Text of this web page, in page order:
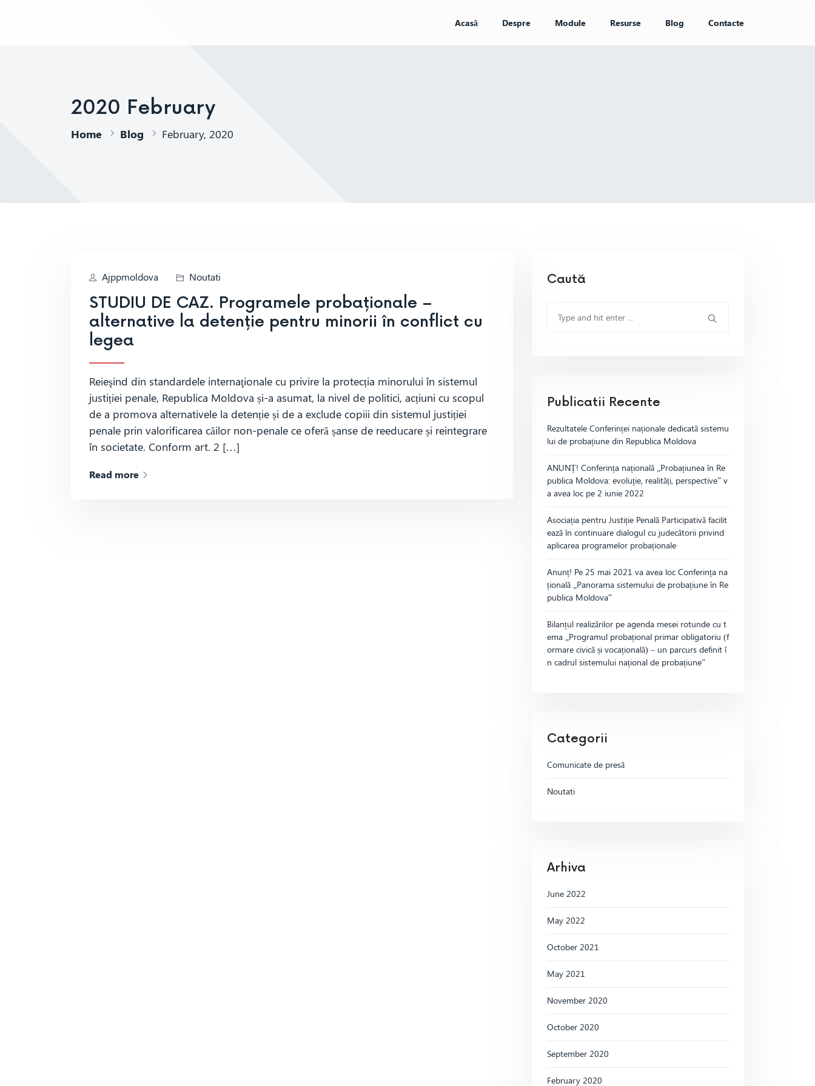
Acasă Despre Module Resurse Blog Contacte
2020 February
Home Blog February, 2020
Ajppmoldova Noutati
STUDIU DE CAZ. Programele probaționale –
alternative la detenție pentru minorii în conflict cu
legea
Reieşind din standardele internaţionale cu privire la protecția minorului în sistemul
justiției penale, Republica Moldova și-a asumat, la nivel de politici, acțiuni cu scopul
de a promova alternativele la detenție și de a exclude copiii din sistemul justiției
penale prin valorificarea căilor non-penale ce oferă șanse de reeducare și reintegrare
în societate. Conform art. 2 […]
Read more
Caută
Publicatii Recente
Rezultatele Conferinței naționale dedicată sistemu
lui de probațiune din Republica Moldova
ANUNȚ! Conferința națională „Probațiunea în Re
publica Moldova: evoluție, realități, perspective” v
a avea loc pe 2 iunie 2022
Asociația pentru Justiție Penală Participativă facilit
ează în continuare dialogul cu judecătorii privind
aplicarea programelor probaționale
Anunț! Pe 25 mai 2021 va avea loc Conferința na
țională „Panorama sistemului de probațiune în Re
publica Moldova”
Bilanțul realizărilor pe agenda mesei rotunde cu t
ema „Programul probațional primar obligatoriu (f
ormare civică și vocațională) – un parcurs definit î
n cadrul sistemului național de probațiune”
Categorii
Comunicate de presă
Noutati
Arhiva
June 2022
May 2022
October 2021
May 2021
November 2020
October 2020
September 2020
February 2020